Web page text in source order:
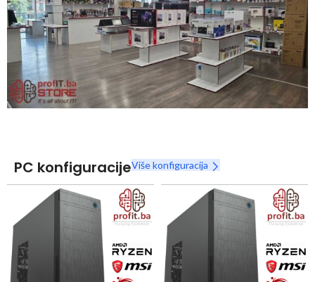
Snaga radnih stanica nikada nije bila povoljnija
Nova Ryzen 7000 serija
Naruči
PC konfiguracijeViše konfiguracija